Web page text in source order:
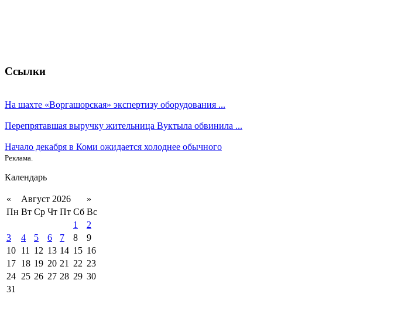
Ссылки
На шахте «Воргашорская» экспертизу оборудования ...
Перепрятавшая выручку жительница Вуктыла обвинила ...
Начало декабря в Коми ожидается холоднее обычного
Реклама.
Календарь
« Август 2026
»
Пн Вт Ср Чт Пт Сб Вс
1
2
3
4 5 6 7 8
9
10 11 12 13 14 15 16
17 18 19 20 21 22 23
24 25 26 27 28 29 30
31